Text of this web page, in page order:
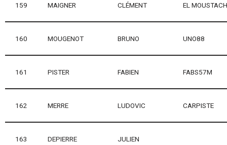
159 MAIGNER CLÉMENT EL
160 MOUGENOT BRUNO UNO88
161 PISTER FABIEN FABS57M
162 MERRE LUDOVIC CARPISTE
163 DEPIERRE JULIEN